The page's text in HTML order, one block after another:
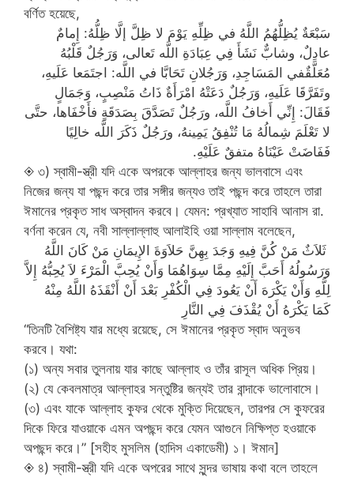
বর্ণিত হয়েছে,
سَبْعَةٌ يُظِلُّهُمُ اللَّهُ في ظِلِّهِ يَوْمَ لا ظِلَّ إلَّا ظِلُّهُ: إِمامٌ
عادِلٌ، وشابٌّ نَشَأَ فِي عِبَادَةِ اللَّه تَعالى، وَرَجُلٌ قَلْبُهُ
مُعَلَّقٌفي المَسَاجِدِ، وَرَجُلانِ تَحَابَّا في اللَّه: اجتَمَعا عَلَيهِ،
وتَفَرَّقَا عَلَيهِ، وَرَجُلٌ دَعَتْهُ امْرَأَةٌ ذَاتُ مَنْصِبٍ، وَجَمَالٍ
فَقَالَ: إِنِّي أَخافُ اللَّه، ورَجُلٌ تَصَدَّقَ بِصَدَقَةٍ فأَخْفَاها، حتَّى
لا تَعْلَمَ شِمالُهُ مَا تُنْفِقُ يَمِينهُ، ورَجُلٌ ذَكَرَ اللَّه خالِيًا
فَفَاضَتْ عَيْنَاهُ متفقٌ عَلَيْهِ.
◈ ৩) স্বামী-স্ত্রী যদি একে অপরকে আল্লাহর জন্য ভালবাসে এবং
নিজের জন্য যা পছন্দ করে তার সঙ্গীর জন্যও তাই পছন্দ করে তাহলে তারা
ঈমানের প্রকৃত সাধ অস্বাদন করবে। যেমন: প্রখ্যাত সাহাবি আনাস রা.
বর্ণনা করেন যে, নবী সাল্লাল্লাহু আলাইহি ওয়া সাল্লাম বলেছেন,
‏ ثَلاَثٌ مَنْ كُنَّ فِيهِ وَجَدَ بِهِنَّ حَلاَوَةَ الإِيمَانِ مَنْ كَانَ اللَّهُ
وَرَسُولُهُ أَحَبَّ إِلَيْهِ مِمَّا سِوَاهُمَا وَأَنْ يُحِبَّ الْمَرْءَ لاَ يُحِبُّهُ إِلاَّ
لِلَّهِ وَأَنْ يَكْرَهَ أَنْ يَعُودَ فِي الْكُفْرِ بَعْدَ أَنْ أَنْقَذَهُ اللَّهُ مِنْهُ
كَمَا يَكْرَهُ أَنْ يُقْذَفَ فِي النَّارِ
“তিনটি বৈশিষ্ট্য যার মধ্যে রয়েছে, সে ঈমানের প্রকৃত স্বাদ অনুভব
করবে। যথা:
(১) অন্য সবার তুলনায় যার কাছে আল্লাহ ও তাঁর রাসূল অধিক প্রিয়।
(২) যে কেবলমাত্র আল্লাহর সন্তুষ্টির জন্যই তার বান্দাকে ভালোবাসে।
(৩) এবং যাকে আল্লাহ কুফর থেকে মুক্তি দিয়েছেন, তারপর সে কুফরের
দিকে ফিরে যাওয়াকে এমন অপছন্দ করে যেমন আগুনে নিক্ষিপ্ত হওয়াকে
অপছন্দ করে।” [সহীহ মুসলিম (হাদিস একাডেমী) ১। ঈমান]
◈ ৪) স্বামী-স্ত্রী যদি একে অপরের সাথে সুন্দর ভাষায় কথা বলে তাহলে